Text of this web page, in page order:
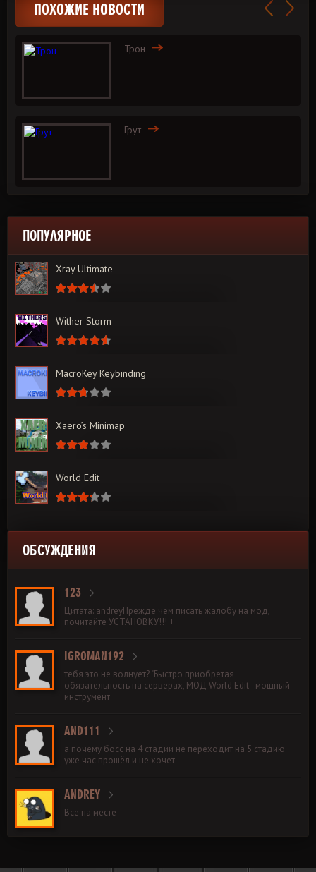
ПОХОЖИЕ НОВОСТИ
Трон
Грут
ПОПУЛЯРНОЕ
Xray Ultimate
Wither Storm
MacroKey Keybinding
Xaero’s Minimap
World Edit
ОБСУЖДЕНИЯ
123
Цитата: andreyПрежде чем писать жалобу на мод,
почитайте УСТАНОВКУ!!! +
IGROMAN192
тебя это не волнует? "Быстро приобретая
обязательность на серверах, МОД World Edit - мощный
инструмент
AND111
а почему босс на 4 стадии не переходит на 5 стадию
уже час прошёл и не хочет
ANDREY
Все на месте